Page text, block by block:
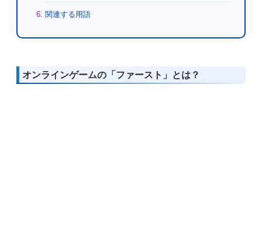
関連する用語
オンラインゲームの「ファースト」とは？